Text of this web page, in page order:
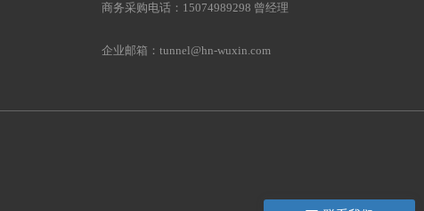
商务采购电话：15074989298 曾经理
企业邮箱：tunnel@hn-wuxin.com